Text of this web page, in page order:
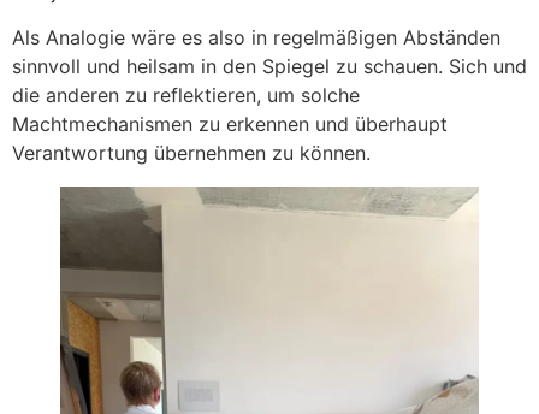
Als Analogie wäre es also in regelmäßigen Abständen
sinnvoll und heilsam in den Spiegel zu schauen. Sich und
die anderen zu reflektieren, um solche
Machtmechanismen zu erkennen und überhaupt
Verantwortung übernehmen zu können.